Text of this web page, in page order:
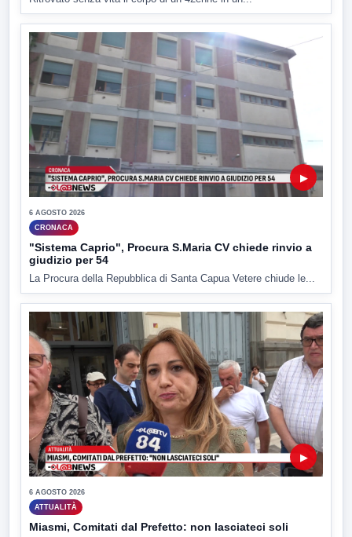
▶
6 AGOSTO 2026
CRONACA
"Sistema Caprio", Procura S.Maria CV chiede rinvio a
giudizio per 54
La Procura della Repubblica di Santa Capua Vetere chiude le...
▶
6 AGOSTO 2026
ATTUALITÀ
Miasmi, Comitati dal Prefetto: non lasciateci soli